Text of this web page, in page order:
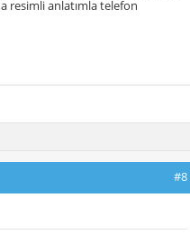
resimli anlatımla telefon
#8